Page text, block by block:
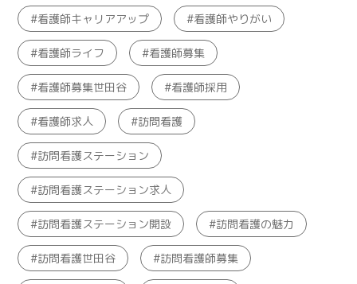
看護師キャリアアップ 看護師やりがい
看護師ライフ 看護師募集
看護師募集世田谷 看護師採用
看護師求人 訪問看護
訪問看護ステーション
訪問看護ステーション求人
訪問看護ステーション開設 訪問看護の魅力
訪問看護世田谷 訪問看護師募集